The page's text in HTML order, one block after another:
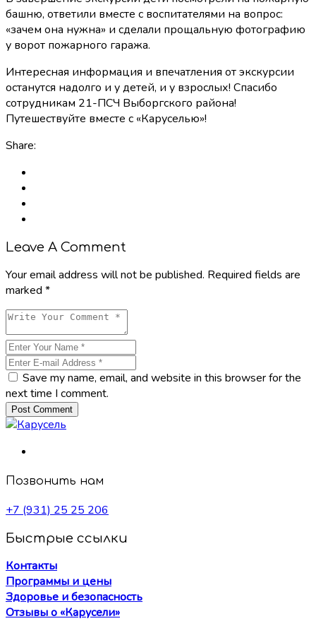
башню, ответили вместе с воспитателями на вопрос:
«зачем она нужна» и сделали прощальную фотографию
у ворот пожарного гаража.
Интересная информация и впечатления от экскурсии
останутся надолго и у детей, и у взрослых! Спасибо
сотрудникам 21-ПСЧ Выборгского района!
Путешествуйте вместе с «Каруселью»!
Share:
Leave A Comment
Your email address will not be published. Required fields are
marked *
Save my name, email, and website in this browser for the
next time I comment.
Post Comment
Позвонить нам
+7 (931) 25 25 206
Быстрые ссылки
Контакты
Программы и цены
Здоровье и безопасность
Отзывы о «Карусели»